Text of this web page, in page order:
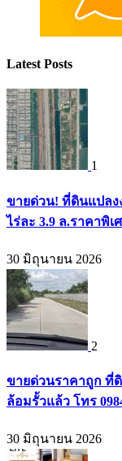
Latest Posts
1
ขายด่วน! ที่ดินแปลง
ไร่ละ 3.9 ล.ราคาพิเ
30 มิถุนายน 2026
2
ขายด่วนราคาถูก ที่
ล้อมรั้วแล้ว โทร
30 มิถุนายน 2026